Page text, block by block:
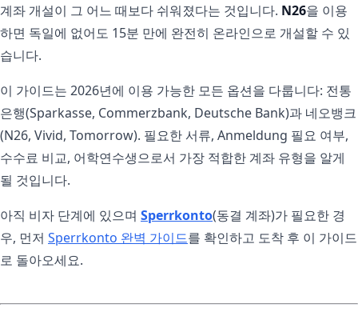
계좌 개설이 그 어느 때보다 쉬워졌다는 것입니다. N26을 이용
하면 독일에 없어도 15분 만에 완전히 온라인으로 개설할 수 있
습니다.
이 가이드는 2026년에 이용 가능한 모든 옵션을 다룹니다: 전통
은행(Sparkasse, Commerzbank, Deutsche Bank)과 네오뱅크
(N26, Vivid, Tomorrow). 필요한 서류, Anmeldung 필요 여부,
수수료 비교, 어학연수생으로서 가장 적합한 계좌 유형을 알게
될 것입니다.
아직 비자 단계에 있으며 Sperrkonto(동결 계좌)가 필요한 경
우, 먼저 Sperrkonto 완벽 가이드를 확인하고 도착 후 이 가이드
로 돌아오세요.